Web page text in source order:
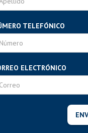
TELEFÓNICO
ELECTRÓNICO